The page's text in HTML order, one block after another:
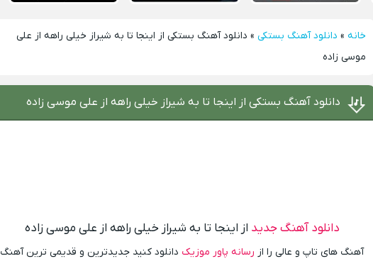
خانه » دانلود آهنگ بستکی » دانلود آهنگ بستکی از اینجا تا به شیراز خیلی راهه از علی
موسی زاده
دانلود آهنگ بستکی از اینجا تا به شیراز خیلی راهه از علی موسی زاده
دانلود آهنگ جدید از اینجا تا به شیراز خیلی راهه از علی موسی زاده
آهنگ های تاپ و عالی را از رسانه پاور موزیک دانلود کنید جدیدترین و قدیمی ترین آهنگ